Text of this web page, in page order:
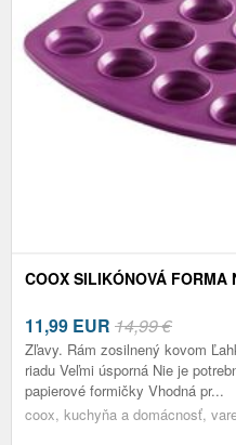
COOX SILIKÓNOVÁ FORMA
11,99 EUR 14,99 €
Zľavy. Rám zosilnený kovom
riadu Veľmi úsporná Nie je
papierové formičky Vhodná pr...
coox, kuchyňa a domácnosť,